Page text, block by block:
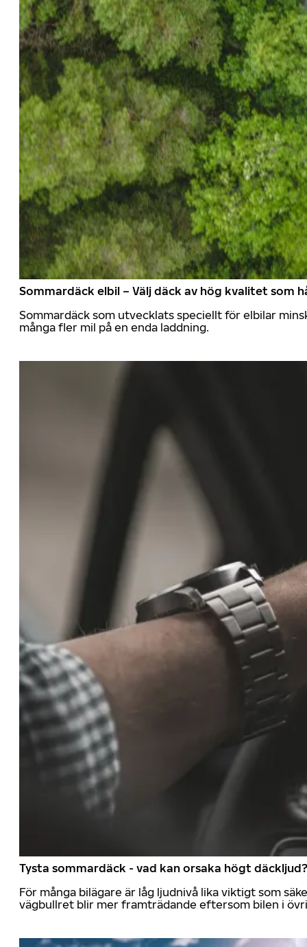
Sommardäck elbil – Välj däck av hög kvalitet som
Sommardäck som utvecklats speciellt för elbilar
många fler mil på en enda laddning.
Tysta sommardäck - vad kan orsaka högt däckljud?
För många bilägare är låg ljudnivå lika viktigt som
vägbullret blir mer framträdande eftersom bilen i